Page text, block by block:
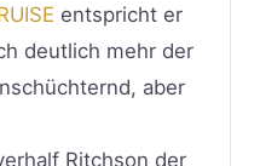
entspricht er
deutlich mehr der
aber
Ritchson der